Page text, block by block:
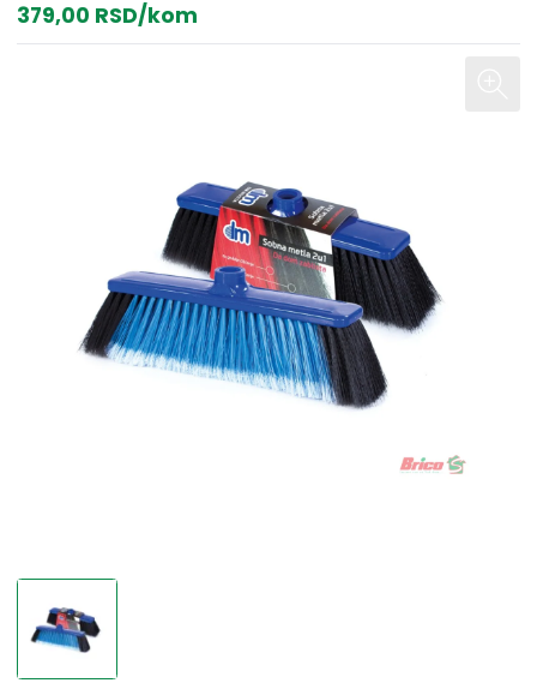
379,00 RSD/kom